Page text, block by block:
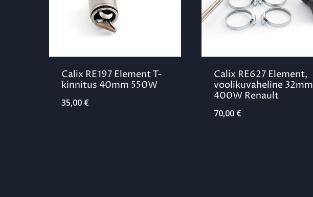
Calix RE197 Element T-
kinnitus 40mm 550W
35,00 €
Calix RE627 Element,
voolikuvaheline 32mm
400W Renault
70,00 €